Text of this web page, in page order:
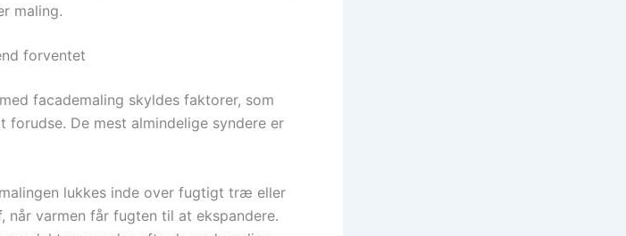
maling.
forventet
facademaling skyldes faktorer, som
forudse. De mest almindelige syndere er
lukkes inde over fugtigt træ eller
varmen får fugten til at ekspandere.